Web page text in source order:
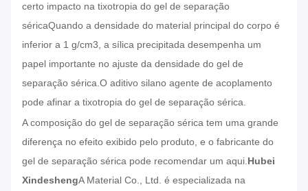
certo impacto na tixotropia do gel de separação
séricaQuando a densidade do material principal do corpo é
inferior a 1 g/cm3, a sílica precipitada desempenha um
papel importante no ajuste da densidade do gel de
separação sérica.O aditivo silano agente de acoplamento
pode afinar a tixotropia do gel de separação sérica.
A composição do gel de separação sérica tem uma grande
diferença no efeito exibido pelo produto, e o fabricante do
gel de separação sérica pode recomendar um aqui.Hubei
XindeshengA Material Co., Ltd. é especializada na